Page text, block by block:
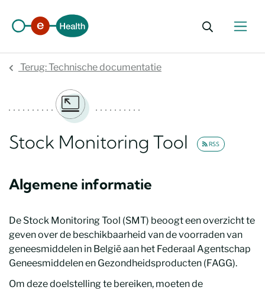
Terug: Technische documentatie
Stock Monitoring Tool RSS
Algemene informatie
De Stock Monitoring Tool (SMT) beoogt een overzicht te
geven over de beschikbaarheid van de voorraden van
geneesmiddelen in België aan het Federaal Agentschap
Geneesmiddelen en Gezondheidsproducten (FAGG).
Om deze doelstelling te bereiken, moeten de